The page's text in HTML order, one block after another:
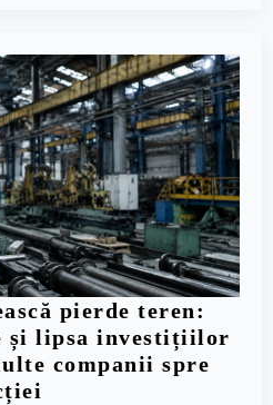
pierde teren:
și lipsa investițiilor
companii spre